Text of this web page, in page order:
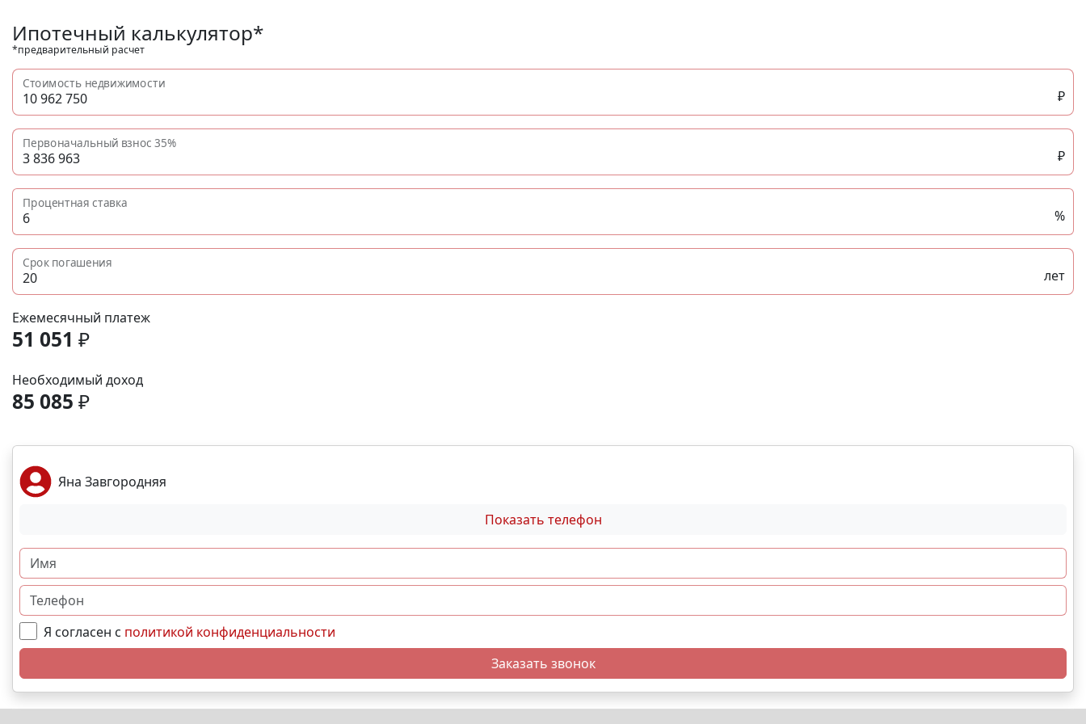
Ипотечный калькулятор*
*предварительный расчет
Стоимость недвижимости
₽
Первоначальный взнос35%
₽
Процентная ставка
%
Срок погашения
лет
Ежемесячный платеж
51 051 ₽
Необходимый доход
85 085 ₽
Яна Завгородняя
Показать телефон
Я согласен с политикой конфиденциальности
Заказать звонок